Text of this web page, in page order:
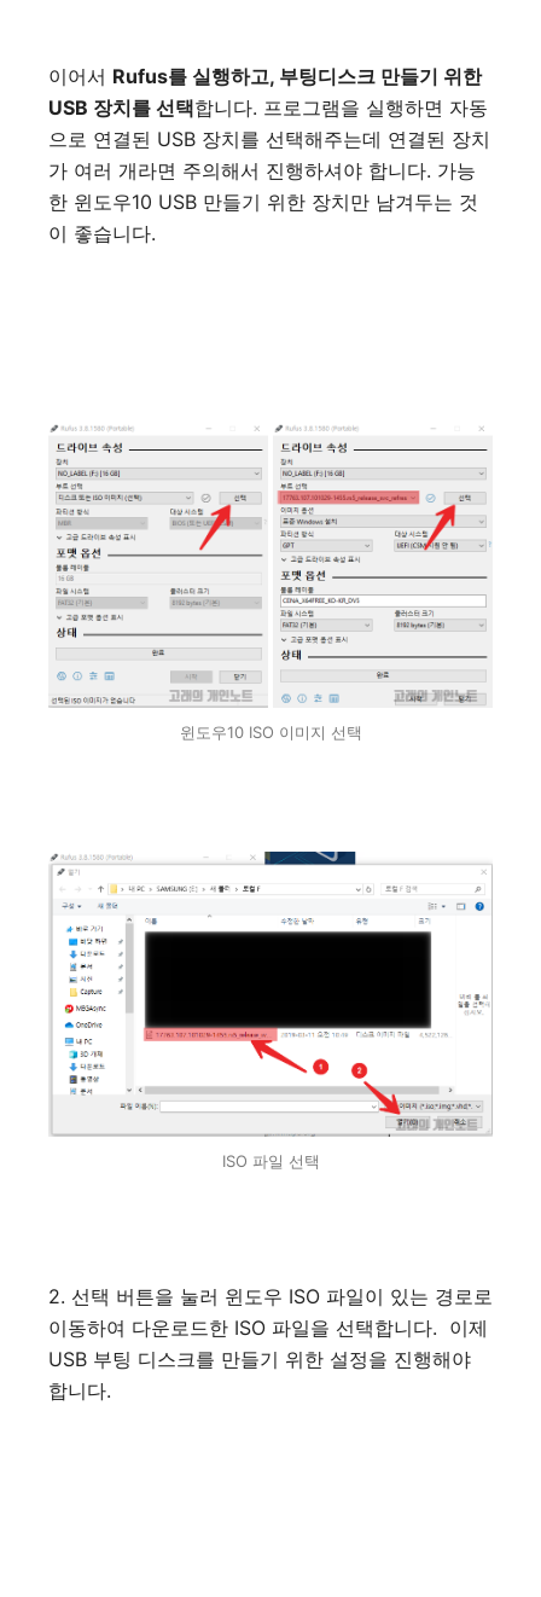
이어서 Rufus를 실행하고, 부팅디스크 만들기 위한
USB 장치를 선택합니다. 프로그램을 실행하면 자동
으로 연결된 USB 장치를 선택해주는데 연결된 장치
가 여러 개라면 주의해서 진행하셔야 합니다. 가능
한 윈도우10 USB 만들기 위한 장치만 남겨두는 것
이 좋습니다.
윈도우10 ISO 이미지 선택
ISO 파일 선택
2. 선택 버튼을 눌러 윈도우 ISO 파일이 있는 경로로
이동하여 다운로드한 ISO 파일을 선택합니다. 이제
USB 부팅 디스크를 만들기 위한 설정을 진행해야
합니다.